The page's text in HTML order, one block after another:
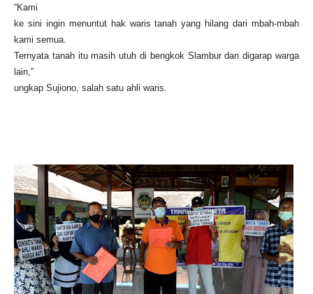
“Kami
ke sini ingin menuntut hak waris tanah yang hilang dari mbah-mbah
kami semua.
Ternyata tanah itu masih utuh di bengkok Slambur dan digarap warga
lain,”
ungkap Sujiono, salah satu ahli waris.